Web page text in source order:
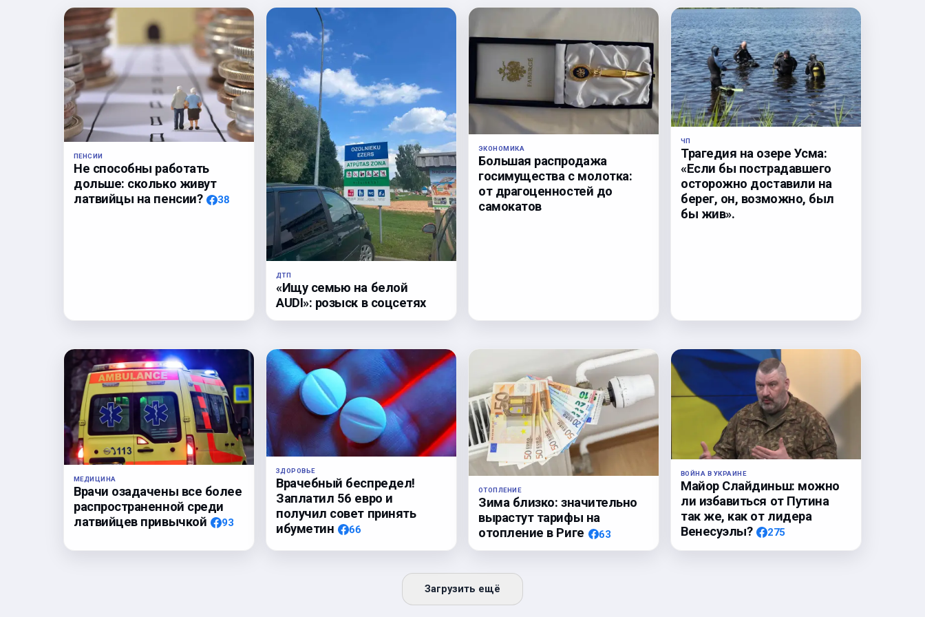
ПЕНСИИ
Не способны работать
дольше: сколько живут
латвийцы на пенсии?
38
ДТП
«Ищу семью на белой
AUDI»: розыск в соцсетях
ЭКОНОМИКА
Большая распродажа
госимущества с молотка:
от драгоценностей до
самокатов
ЧП
Трагедия на озере Усма:
«Если бы пострадавшего
осторожно доставили на
берег, он, возможно, был
бы жив».
МЕДИЦИНА
Врачи озадачены все более
распространенной среди
латвийцев привычкой
93
ЗДОРОВЬЕ
Врачебный беспредел!
Заплатил 56 евро и
получил совет принять
ибуметин
66
ОТОПЛЕНИЕ
Зима близко: значительно
вырастут тарифы на
отопление в Риге
63
ВОЙНА В УКРАИНЕ
Майор Слайдиньш: можно
ли избавиться от Путина
так же, как от лидера
Венесуэлы?
275
Загрузить ещё